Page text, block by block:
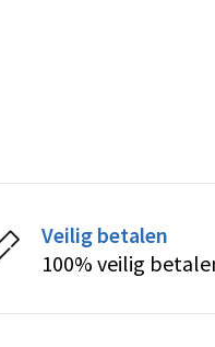
Veilig betalen
100% veilig